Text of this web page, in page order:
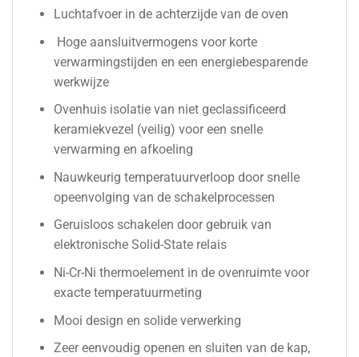
Luchtafvoer in de achterzijde van de oven
Hoge aansluitvermogens voor korte
verwarmingstijden en een energiebesparende
werkwijze
Ovenhuis isolatie van niet geclassificeerd
keramiekvezel (veilig) voor een snelle
verwarming en afkoeling
Nauwkeurig temperatuurverloop door snelle
opeenvolging van de schakelprocessen
Geruisloos schakelen door gebruik van
elektronische Solid-State relais
Ni-Cr-Ni thermoelement in de ovenruimte voor
exacte temperatuurmeting
Mooi design en solide verwerking
Zeer eenvoudig openen en sluiten van de kap,